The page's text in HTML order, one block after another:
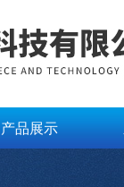
产品展示